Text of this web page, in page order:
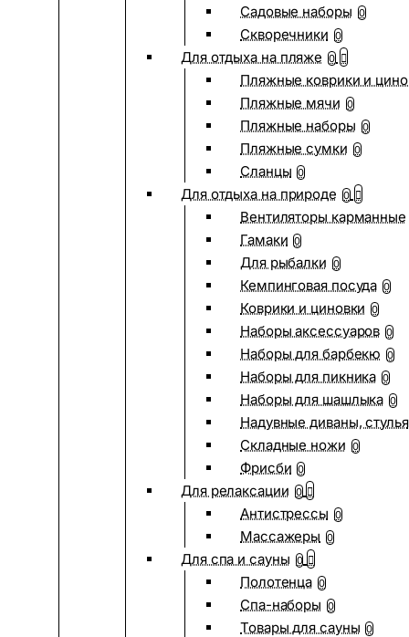
Садовые наборы 0
Скворечники 0
Для отдыха на пляже 0
Пляжные коврики и
Пляжные мячи 0
Пляжные наборы 0
Пляжные сумки 0
Сланцы 0
Для отдыха на природе 0
Вентиляторы карманные
Гамаки 0
Для рыбалки 0
Кемпинговая посуда 0
Коврики и циновки 0
Наборы аксессуаров 0
Наборы для барбекю 0
Наборы для пикника 0
Наборы для шашлыка 0
Надувные диваны, стулья
Складные ножи 0
Фрисби 0
Для релаксации 0
Антистрессы 0
Массажеры 0
Для спа и сауны 0
Полотенца 0
Спа-наборы 0
Товары для сауны 0